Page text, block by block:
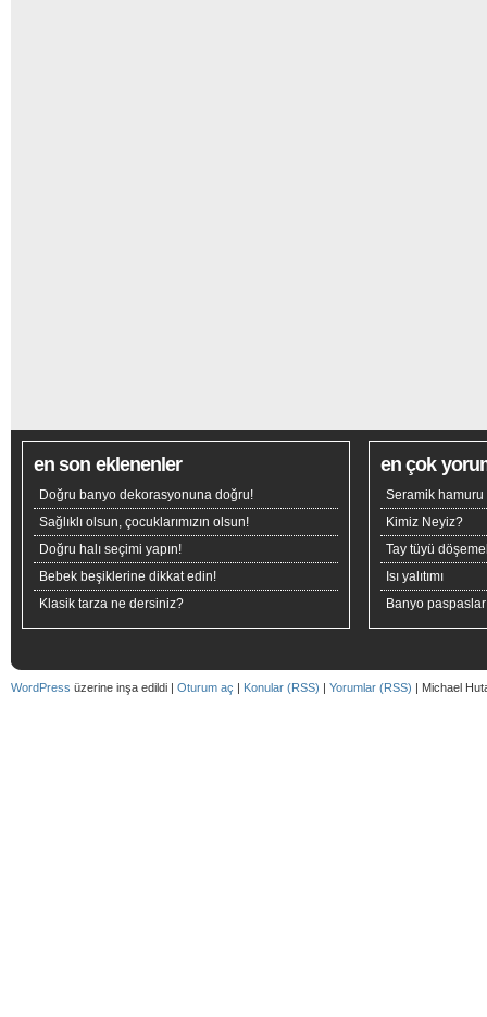
en son eklenenler
Doğru banyo dekorasyonuna doğru!
Sağlıklı olsun, çocuklarımızın olsun!
Doğru halı seçimi yapın!
Bebek beşiklerine dikkat edin!
Klasik tarza ne dersiniz?
en çok
Seramik hamuru
Kimiz Neyiz?
Tay tüyü
Isı yalıtımı
Banyo
WordPress üzerine inşa edildi | Oturum aç | Konular (RSS) | Yorumlar (RSS) | Michael